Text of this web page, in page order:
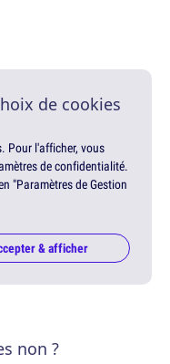
de cookies
Pour l'afficher, vous
de confidentialité.
"Paramètres de Gestion
& afficher
non ?